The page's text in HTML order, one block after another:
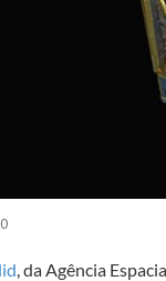
, da Agência